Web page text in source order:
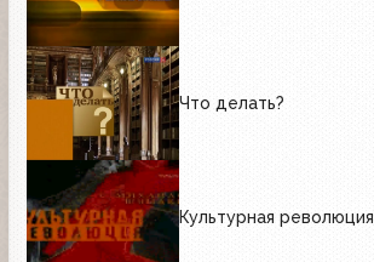
Что делать?
Культурная революция